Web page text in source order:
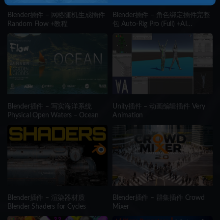
Blender插件 – 网格随机生成插件
Random Flow +教程
Blender插件 – 角色绑定插件完整
包 Auto-Rig Pro (Full) +AI
(Win/Mac/Lnx)
Blender插件 – 写实海洋系统
Physical Open Waters – Ocean
Unity插件 – 动画编辑插件 Very
Animation
Blender插件 – 渲染器材质
Blender Shaders for Cycles
Blender插件 – 群集插件 Crowd
Mixer